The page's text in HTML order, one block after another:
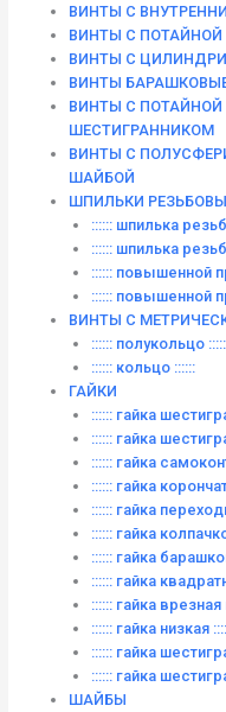
ВИНТЫ С
ВИНТЫ С ПОТАЙНОЙ
ВИНТЫ С
ВИНТЫ
ВИНТЫ С
ШЕСТИГРАННИКОМ
ВИНТЫ С
ШАЙБОЙ
ШПИЛЬКИ
:::::: шпилька
:::::: шпилька
:::::: повышенной
:::::: повышенной
ВИНТЫ C
:::::: полукольцо
:::::: кольцо ::::::
ГАЙКИ
:::::: гайка
:::::: гайка
:::::: гайка
:::::: гайка
:::::: гайка
:::::: гайка
:::::: гайка
:::::: гайка
:::::: гайка
:::::: гайка низкая
:::::: гайка
:::::: гайка
ШАЙБЫ